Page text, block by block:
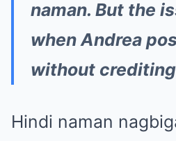
naman. But the
when Andrea
without crediting
Hindi naman